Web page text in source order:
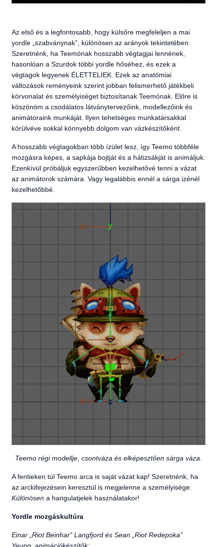
Az első és a legfontosabb, hogy külsőre megfeleljen a mai
yordle „szabványnak”, különösen az arányok tekintetében.
Szeretnénk, ha Teemónak hosszabb végtagjai lennének,
hasonlóan a Szurdok többi yordle hőséhez, és ezek a
végtagok legyenek ÉLETTELIEK. Ezek az anatómiai
változások reményeink szerint jobban felismerhető játékbeli
körvonalat és személyiséget biztosítanak Teemónak. Előre is
köszönöm a csodálatos látványtervezőink, modellezőink és
animátoraink munkáját. Ilyen tehetséges munkatársakkal
körülvéve sokkal könnyebb dolgom van vázkészítőként.
A hosszabb végtagokban több ízület lesz, így Teemo többféle
mozgásra képes, a sapkája bojtját és a hátizsákját is animáljuk.
Ezenkívül próbáljuk egyszerűbben kezelhetővé tenni a vázat
az animátorok számára. Vagy legalábbis ennél a sárga izénél
kezelhetőbbé.
Teemo régi modellje, csontváza és elképesztően sárga váza.
A fentieken túl Teemo arca is saját vázat kap! Szeretnénk, ha
az arckifejezésein keresztül is megjelenne a személyisége.
Különösen a hangulatjelek használatakor!
Yordle mozgáskultúra
Einar „Riot Beinhar” Langfjord és Sean „Riot Redepoka”